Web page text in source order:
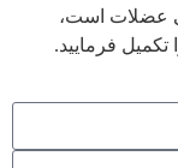
عضلات است،
فرمایید.